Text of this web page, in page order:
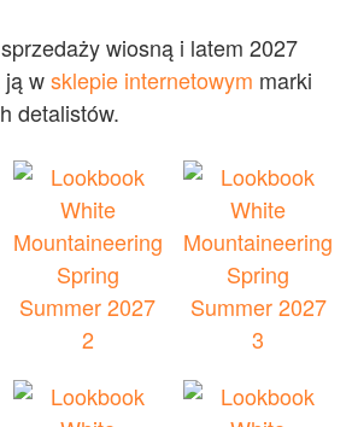
wiosną i latem 2027
ją wsklepie internetowym marki
detalistów.